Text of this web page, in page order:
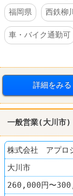
福岡県
西鉄柳
車・バイク通勤可
詳細をみる
一般営業(大川市)
株式会社 アプロ
大川市
260,000円〜